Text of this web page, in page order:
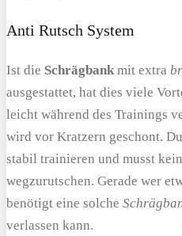
Anti Rutsch System
Ist die Schrägbankmit extra
ausgestattet, hat dies viele
leicht während des Trainings
wird vor Kratzern geschont.
stabil trainieren und musst
wegzurutschen. Gerade wer
benötigt eine solche
verlassen kann.